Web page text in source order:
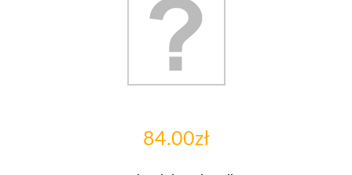
84.00zł